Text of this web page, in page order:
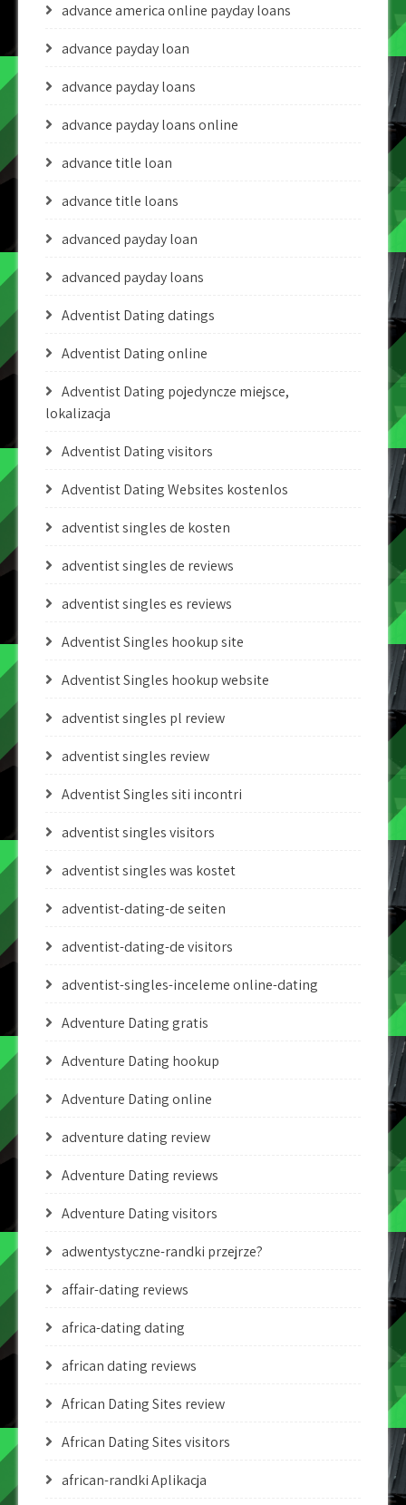
advance america online payday loans
advance payday loan
advance payday loans
advance payday loans online
advance title loan
advance title loans
advanced payday loan
advanced payday loans
Adventist Dating datings
Adventist Dating online
Adventist Dating pojedyncze miejsce,
lokalizacja
Adventist Dating visitors
Adventist Dating Websites kostenlos
adventist singles de kosten
adventist singles de reviews
adventist singles es reviews
Adventist Singles hookup site
Adventist Singles hookup website
adventist singles pl review
adventist singles review
Adventist Singles siti incontri
adventist singles visitors
adventist singles was kostet
adventist-dating-de seiten
adventist-dating-de visitors
adventist-singles-inceleme online-dating
Adventure Dating gratis
Adventure Dating hookup
Adventure Dating online
adventure dating review
Adventure Dating reviews
Adventure Dating visitors
adwentystyczne-randki przejrze?
affair-dating reviews
africa-dating dating
african dating reviews
African Dating Sites review
African Dating Sites visitors
african-randki Aplikacja